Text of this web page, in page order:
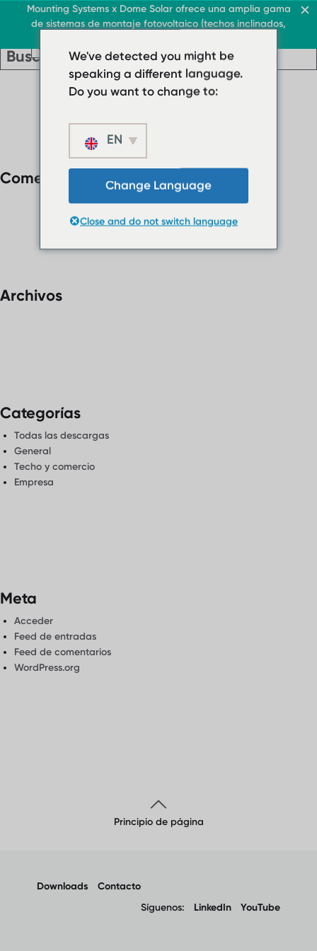
Mounting Systems x Dome Solar ofrece una amplia gama
de sistemas de montaje fotovoltaico (techos inclinados,
Techos planos
› Sistema de cubierta
› Sistema de techo
› FAQ
Contacto
ES
Techo y comercio
Techo y comercio
Techos planos
› Sistema de
cubierta plana
Protector solar
Quiénes somos
Comentarios recientes
Archivos
Categorías
Todas las descargas
General
Techo y comercio
Empresa
Meta
Acceder
Feed de entradas
Feed de comentarios
WordPress.org
Principio de página
Downloads
Contacto
Síguenos:
LinkedIn YouTube
We've detected you might be
speaking a different language.
Do you want to change to:
EN
Change Language
Close and do not switch language